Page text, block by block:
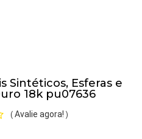
Sintéticos, Esferas e
18k pu07636
( Avalie agora! )